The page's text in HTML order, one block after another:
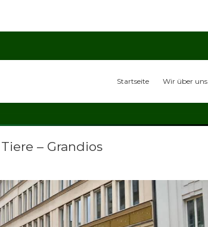
Startseite Wir über uns
– Grandios